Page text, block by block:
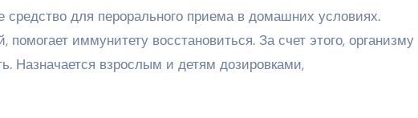
для перорального приема в домашних условиях.
иммунитету восстановиться. За счет этого, организму
Назначается взрослым и детям дозировками,